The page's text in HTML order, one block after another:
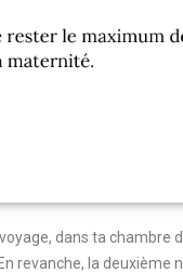
dans ta
revanche, la